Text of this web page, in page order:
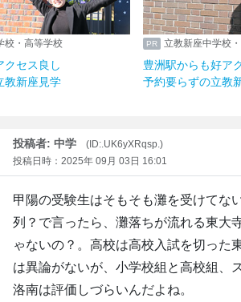
校・高等学校
クセス良し
教新座見学
立教新座中学校
豊洲駅からも好ア
予約要らずの立教
投稿者: 中学
(ID:.UK6yXRqsp.)
投稿日時：2025年 09月 03日 16:01
甲陽の受験生はそもそも灘を受けてな
列？で言ったら、灘落ちが流れる東大
ゃないの？。高校は高校入試を切った
は異論がないが、小学校組と高校組、
洛南は評価しづらいんだよね。